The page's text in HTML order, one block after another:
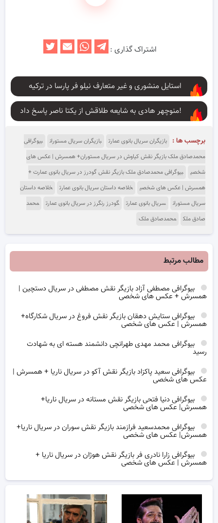
اشتراک گذاری :
استایل منشوری و غیر متعارف نیلو فر پارسا در ترکیه
منوچهر هادی به شایعه طلاقش از یکتا ناصر پاسخ داد!
برچسب ها : بازیگران سریال بانوی عمارت بازیگران سریال مستوران
بیوگرافی
محمدصادق ملک بازیگر نقش کیاوش در سریال مستوران+ همسرش | عکس های
شخصی
بیوگرافی محمدصادق ملک بازیگر نقش گودرز در سریال بانوی عمارت +
همسرش | عکس های شخصی
خلاصه داستان سریال بانوی عمارت
خلاصه داستان
سریال مستوران
سریال بانوی عمارت گودرز رنگرز در سریال بانوی عمارت
محمد
صادق ملک
محمدصادق ملک
مطالب مرتبط
بیوگرافی مصطفی آزاد بازیگر نقش مصطفی در سریال دستچین |
همسرش + عکس های شخصی
بیوگرافی ستایش دهقان بازیگر نقش فروغ در سریال شکارگاه+
همسرش | عکس های شخصی
بیوگرافی محمد مهدی طهرانچی دانشمند هسته ای به شهادت
رسید
بیوگرافی سعید پاکزاد بازیگر نقش آکو در سریال ناریا + همسرش |
عکس های شخصی
بیوگرافی دنیا فتحی بازیگر نقش مستانه در سریال ناریا+
همسرش| عکس های شخصی
بیوگرافی محمدسعید فرازمند بازیگر نقش سوران در سریال ناریا+
همسرش| عکس های شخصی
بیوگرافی زارا نادری فر بازیگر نقش هوژان در سریال ناریا +
همسرش | عکس های شخصی